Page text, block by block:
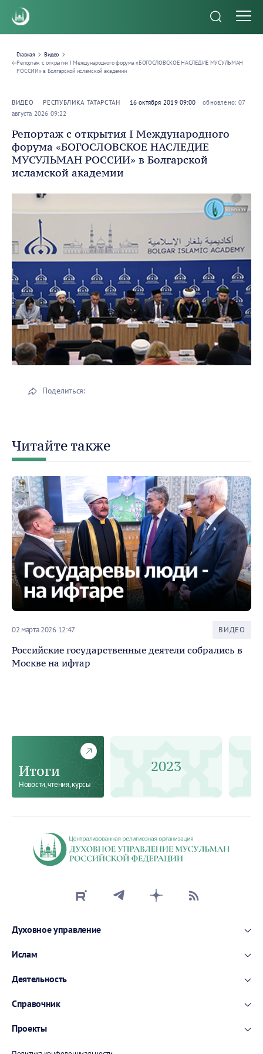
Главная
Видео
Репортаж с открытия I Международного форума «БОГОСЛОВСКОЕ НАСЛЕДИЕ МУСУЛЬМАН
РОССИИ» в Болгарской исламской академии
ВИДЕО РЕСПУБЛИКА ТАТАРСТАН 16 октября 2019 09:00
обновлено: 07
августа 2026 09:22
Репортаж с открытия I Международного
форума «БОГОСЛОВСКОЕ НАСЛЕДИЕ
МУСУЛЬМАН РОССИИ» в Болгарской
исламской академии
Поделиться:
Читайте также
02 марта 2026 12:47 ВИДЕО
Российские государственные деятели собрались в
Москве на ифтар
Итоги
Новости, чтения, курсы
2023
Духовное управление
Ислам
Деятельность
Справочник
Проекты